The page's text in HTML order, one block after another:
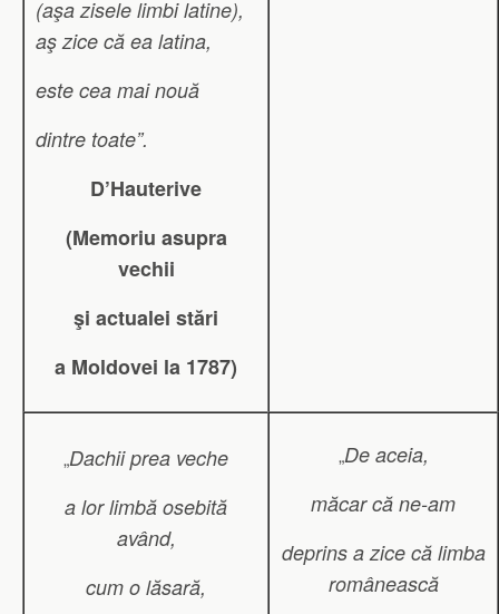
(aşa zisele limbi latine),
aş zice că ea latina,
este cea mai nouă
dintre toate”.
D’Hauterive
(Memoriu asupra
vechii
şi actualei stări
a Moldovei la 1787)
„Dachii prea veche
a lor limbă osebită
având,
cum o lăsară,
„De aceia,
măcar că ne-am
deprins a zice că limba
românească